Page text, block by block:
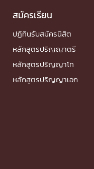
สมัครเรียน
ปฏิทินรับสมัครนิสิต
หลักสูตรปริญญาตรี
หลักสูตรปริญญาโท
หลักสูตรปริญญาเอก